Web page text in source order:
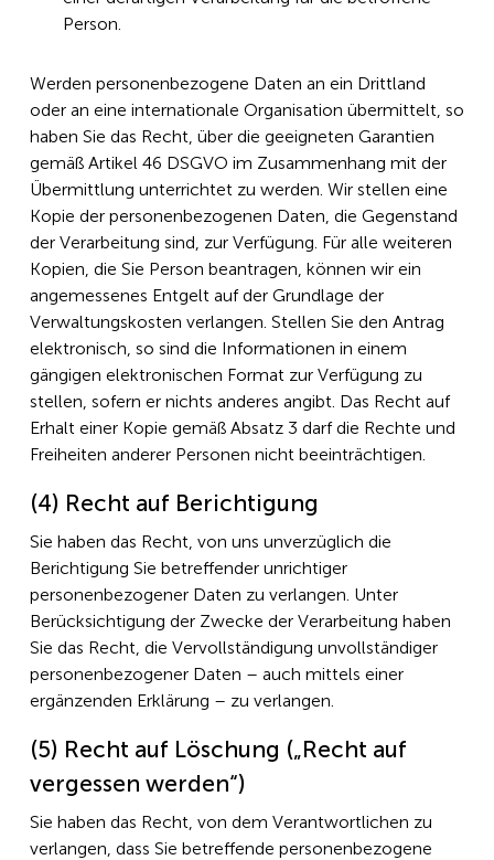
Person.
Werden personenbezogene Daten an ein Drittland
oder an eine internationale Organisation übermittelt, so
haben Sie das Recht, über die geeigneten Garantien
gemäß Artikel 46 DSGVO im Zusammenhang mit der
Übermittlung unterrichtet zu werden. Wir stellen eine
Kopie der personenbezogenen Daten, die Gegenstand
der Verarbeitung sind, zur Verfügung. Für alle weiteren
Kopien, die Sie Person beantragen, können wir ein
angemessenes Entgelt auf der Grundlage der
Verwaltungskosten verlangen. Stellen Sie den Antrag
elektronisch, so sind die Informationen in einem
gängigen elektronischen Format zur Verfügung zu
stellen, sofern er nichts anderes angibt. Das Recht auf
Erhalt einer Kopie gemäß Absatz 3 darf die Rechte und
Freiheiten anderer Personen nicht beeinträchtigen.
(4) Recht auf Berichtigung
Sie haben das Recht, von uns unverzüglich die
Berichtigung Sie betreffender unrichtiger
personenbezogener Daten zu verlangen. Unter
Berücksichtigung der Zwecke der Verarbeitung haben
Sie das Recht, die Vervollständigung unvollständiger
personenbezogener Daten – auch mittels einer
ergänzenden Erklärung – zu verlangen.
(5) Recht auf Löschung („Recht auf
vergessen werden“)
Sie haben das Recht, von dem Verantwortlichen zu
verlangen, dass Sie betreffende personenbezogene